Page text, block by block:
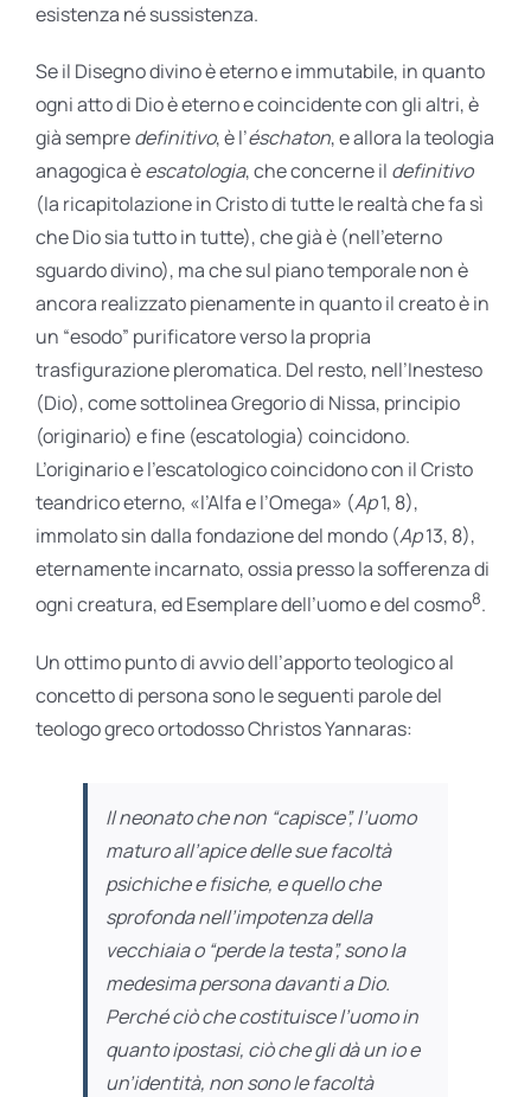
esistenza né sussistenza.
Se il Disegno divino è eterno e immutabile, in quanto
ogni atto di Dio è eterno e coincidente con gli altri, è
già sempredefinitivo, è l’éschaton, e allora la teologia
anagogica èescatologia, che concerne il definitivo
(la ricapitolazione in Cristo di tutte le realtà che fa sì
che Dio sia tutto in tutte), che già è (nell’eterno
sguardo divino), ma che sul piano temporale non è
ancora realizzato pienamente in quanto il creato è in
un “esodo” purificatore verso la propria
trasfigurazione pleromatica. Del resto, nell’Inesteso
(Dio), come sottolinea Gregorio di Nissa, principio
(originario) e fine (escatologia) coincidono.
L’originario e l’escatologico coincidono con il Cristo
teandrico eterno, «l’Alfa e l’Omega» (Ap1, 8),
immolato sin dalla fondazione del mondo (Ap13, 8),
eternamente incarnato, ossia presso la sofferenza di
ogni creatura, ed Esemplare dell’uomo e del cosmo8.
Un ottimo punto di avvio dell’apporto teologico al
concetto di persona sono le seguenti parole del
teologo greco ortodosso Christos Yannaras:
Il neonato che non “capisce”, l’uomo
maturo all’apice delle sue facoltà
psichiche e fisiche, e quello che
sprofonda nell’impotenza della
vecchiaia o “perde la testa”, sono la
medesimapersonadavanti a Dio.
Perché ciò che costituisce l’uomo in
quanto ipostasi, ciò che gli dà unioe
un’identità, non sono le facoltà